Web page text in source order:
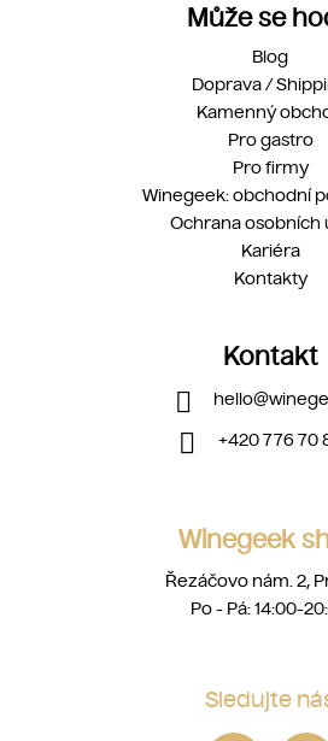
Může se
Blog
Doprava /
Kamenný
Pro gastro
Pro firmy
Winegeek: obchodní
Ochrana osobních
Kariéra
Kontakty
Kontakt
hello@
+420 776 70
Winegeek
Řezáčovo nám. 2,
Po - Pá: 14:00-
Sledujte